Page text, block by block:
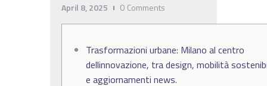
April 8, 2025 0 Comments
Trasformazioni urbane: Milano al centro
dellinnovazione, tra design, mobilità
e aggiornamenti news.